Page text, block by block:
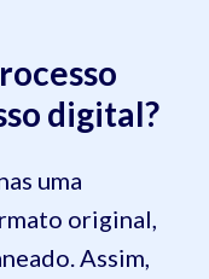
digital?
uma
original,
Assim,